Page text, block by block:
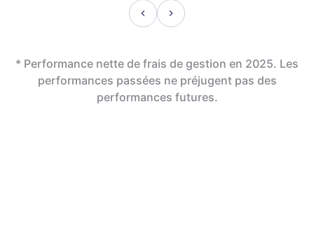
* Performance nette de frais de gestion en 2025. Les
performances passées ne préjugent pas des
performances futures.